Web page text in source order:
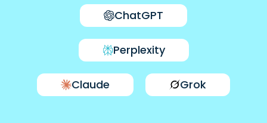
ChatGPT
Perplexity
Claude Grok